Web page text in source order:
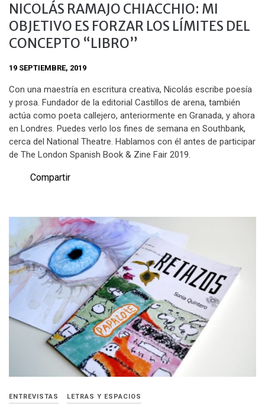
NICOLÁS RAMAJO CHIACCHIO: MI
OBJETIVO ES FORZAR LOS LÍMITES DEL
CONCEPTO “LIBRO”
19 SEPTIEMBRE, 2019
Con una maestría en escritura creativa, Nicolás escribe poesía
y prosa. Fundador de la editorial Castillos de arena, también
actúa como poeta callejero, anteriormente en Granada, y ahora
en Londres. Puedes verlo los fines de semana en Southbank,
cerca del National Theatre. Hablamos con él antes de participar
de The London Spanish Book & Zine Fair 2019.
Compartir
ENTREVISTAS LETRAS Y ESPACIOS